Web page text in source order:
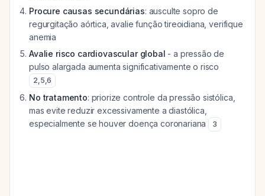
Procure causas secundárias: ausculte sopro de
regurgitação aórtica, avalie função tireoidiana, verifique
anemia
Avalie risco cardiovascular global - a pressão de
pulso alargada aumenta significativamente o risco
2,5,6
No tratamento: priorize controle da pressão sistólica,
mas evite reduzir excessivamente a diastólica,
especialmente se houver doença coronariana
3